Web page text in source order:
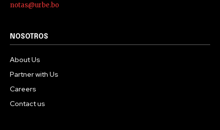
notas@urbe.bo
NOSOTROS
About Us
Partner with Us
Careers
Contact us